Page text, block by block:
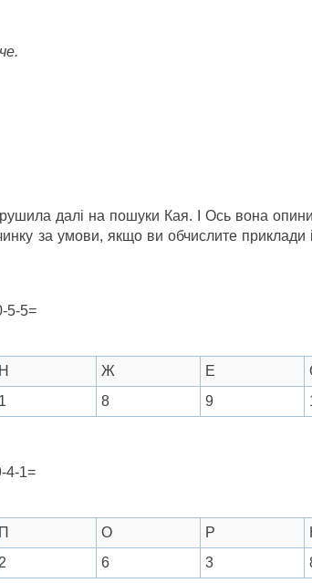
далі на пошуки Кая. І Ось вона
за умови, якщо ви обчислите приклади
Н Ж Е
1 8 9
П О Р
2 6 3